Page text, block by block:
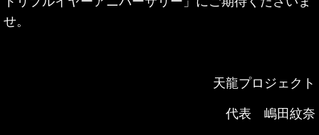
せ。
天龍プロジェクト
代表 嶋田紋奈